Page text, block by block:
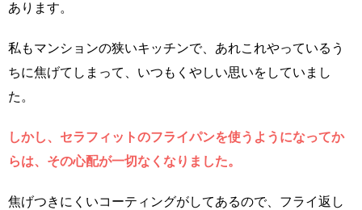
あります。
私もマンションの狭いキッチンで、あれこれやっているう
ちに焦げてしまって、いつもくやしい思いをしていまし
た。
しかし、セラフィットのフライパンを使うようになってか
らは、その心配が一切なくなりました。
焦げつきにくいコーティングがしてあるので、フライ返し